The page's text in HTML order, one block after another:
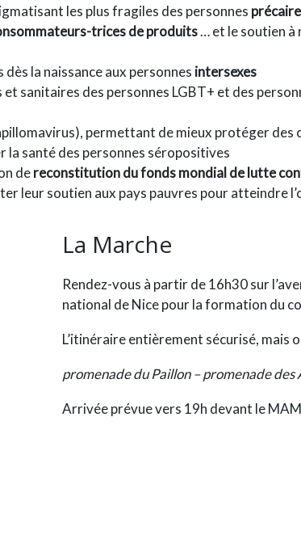
les plus fragiles des personnes
trices de produits… et le soutien à
dès la naissance aux personnes intersexes
et sanitaires des personnes LGBT+ et des
permettant de mieux protéger des
la santé des personnes séropositives
dereconstitution du fonds mondial de lutte
leur soutien aux pays pauvres pour atteindre
La Marche
Rendez-vous à partir de 16h30 sur
national de Nice pour la formation du
L’itinéraire entièrement sécurisé, mais
promenade du Paillon – promenade
Arrivée prévue vers 19h devant le